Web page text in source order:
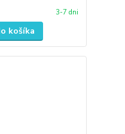
3-7 dni
košíka